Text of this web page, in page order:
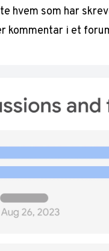
hvem som har
kommentar i et